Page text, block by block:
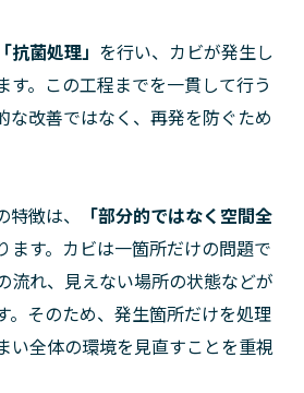
「抗菌処理」 を行い、カビが発生し
す。この工程までを一貫して行う
な改善ではなく、再発を防ぐため
徴は、
「部分的ではなく空間全
ます。カビは一箇所だけの問題で
流れ、見えない場所の状態などが
。そのため、発生箇所だけを処理
い全体の環境を見直すことを重視